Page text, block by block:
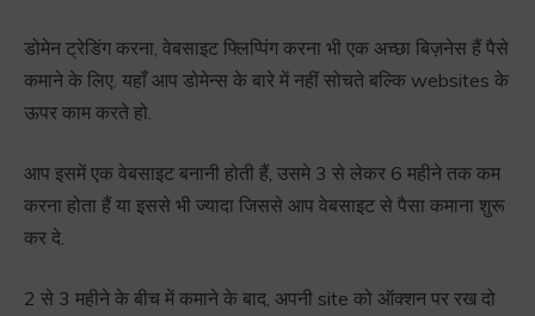
डोमेन ट्रेडिंग करना, वेबसाइट फ्लिप्पिंग करना भी एक अच्छा बिज़नेस हैं पैसे
कमाने के लिए. यहाँ आप डोमेन्स के बारे में नहीं सोचते बल्कि websites के
ऊपर काम करते हो.
आप इसमें एक वेबसाइट बनानी होती हैं, उसमे 3 से लेकर 6 महीने तक कम
करना होता हैं या इससे भी ज्यादा जिससे आप वेबसाइट से पैसा कमाना शुरू
कर दे.
2 से 3 महीने के बीच में कमाने के बाद, अपनी site को ऑक्शन पर रख दो